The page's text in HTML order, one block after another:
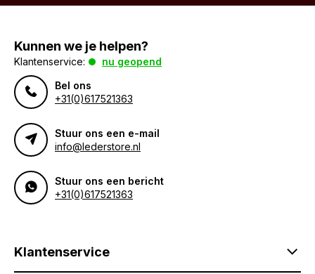
Kunnen we je helpen?
Klantenservice:
nu geopend
Bel ons
+31(0)617521363
Stuur ons een e-mail
info@lederstore.nl
Stuur ons een bericht
+31(0)617521363
Klantenservice